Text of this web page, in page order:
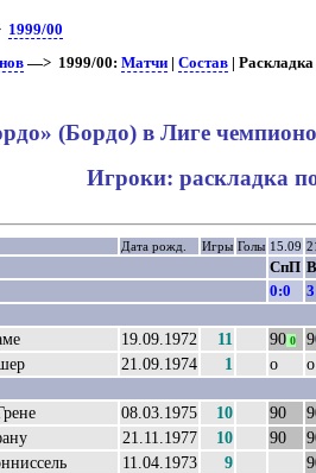
1999/00
—> 1999/00: Матчи| Состав| Раскладка
(Бордо) в Лиге
Игроки: раскладка
Дата рожд. Игры Голы 15.09
СпП
0:0
19.09.1972 11 900
21.09.1974 1 о о
08.03.1975 10 90
21.11.1977 10 90
11.04.1973 9